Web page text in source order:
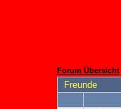
Forum Übersicht
Freunde